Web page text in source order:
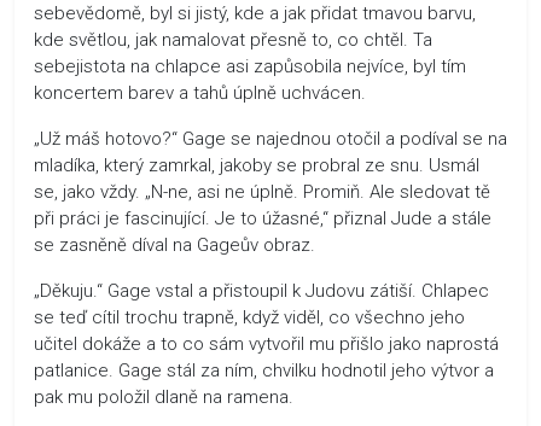
sebevědomě, byl si jistý, kde a jak přidat tmavou barvu,
kde světlou, jak namalovat přesně to, co chtěl. Ta
sebejistota na chlapce asi zapůsobila nejvíce, byl tím
koncertem barev a tahů úplně uchvácen.
„Už máš hotovo?“ Gage se najednou otočil a podíval se na
mladíka, který zamrkal, jakoby se probral ze snu. Usmál
se, jako vždy. „N-ne, asi ne úplně. Promiň. Ale sledovat tě
při práci je fascinující. Je to úžasné,“ přiznal Jude a stále
se zasněně díval na Gageův obraz.
„Děkuju.“ Gage vstal a přistoupil k Judovu zátiší. Chlapec
se teď cítil trochu trapně, když viděl, co všechno jeho
učitel dokáže a to co sám vytvořil mu přišlo jako naprostá
patlanice. Gage stál za ním, chvilku hodnotil jeho výtvor a
pak mu položil dlaně na ramena.